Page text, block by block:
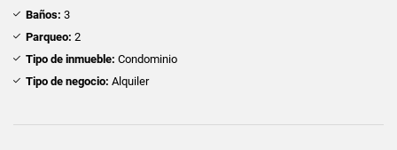
Baños: 3
Parqueo: 2
Tipo de inmueble: Condominio
Tipo de negocio: Alquiler